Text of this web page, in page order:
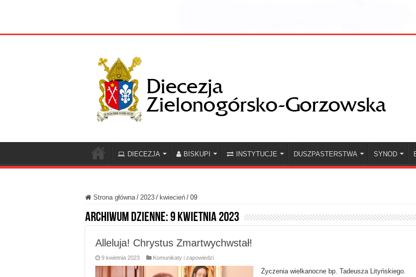
DIECEZJA BISKUPI INSTYTUCJE DUSZPASTERSTWA SYNOD
Strona główna / 2023 / kwiecień / 09
Archiwum dzienne:9 kwietnia 2023
Alleluja! Chrystus Zmartwychwstał!
9 kwietnia 2023 Komunikaty i zapowiedzi
Życzenia wielkanocne bp. Tadeusza Lityńskiego.